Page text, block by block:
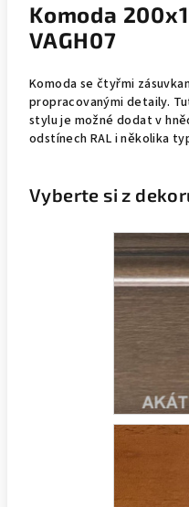
Komoda
VAGH07
Komoda se čtyřmi
propracovanými detaily.
styluje možné dodat v
odstínech RAL i několika
Vyberte si z